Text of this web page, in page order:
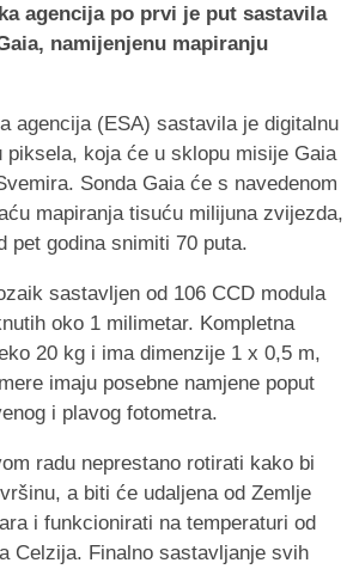
agencija po prvi je put sastavila
namijenjenu mapiranju
agencija (ESA) sastavila je digitalnu
piksela, koja će u sklopu misije Gaia
Sonda Gaia će s navedenom
mapiranja tisuću milijuna zvijezda,
pet godina snimiti 70 puta.
sastavljen od 106 CCD modula
oko 1 milimetar. Kompletna
20 kg i ima dimenzije 1 x 0,5 m,
imaju posebne namjene poput
i plavog fotometra.
radu neprestano rotirati kako bi
a biti će udaljena od Zemlje
i funkcionirati na temperaturi od
Celzija. Finalno sastavljanje svih